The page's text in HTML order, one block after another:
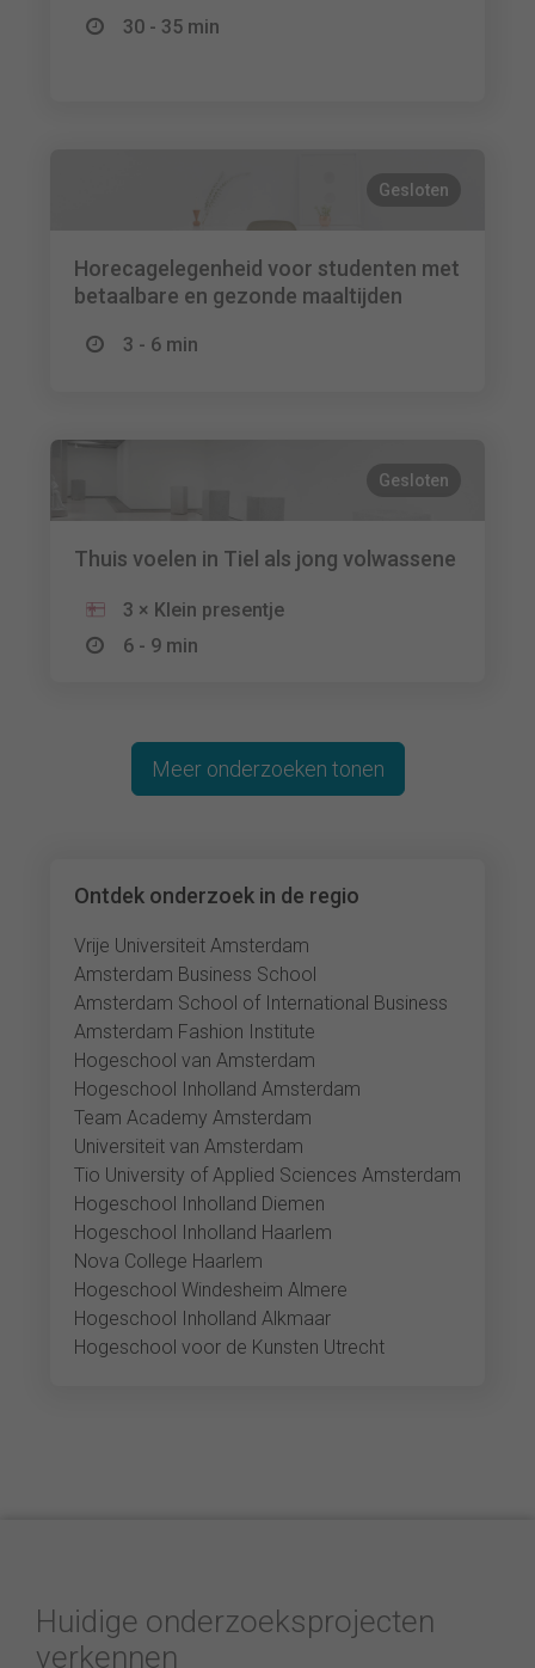
30 - 35 min
Gesloten
Horecagelegenheid voor studenten met
betaalbare en gezonde maaltijden
3 - 6 min
Gesloten
Thuis voelen in Tiel als jong volwassene
3 × Klein presentje
6 - 9 min
Ontdek onderzoek in de regio
Vrije Universiteit Amsterdam
Amsterdam Business School
Amsterdam School of International Business
Amsterdam Fashion Institute
Hogeschool van Amsterdam
Hogeschool Inholland Amsterdam
Team Academy Amsterdam
Universiteit van Amsterdam
Tio University of Applied Sciences Amsterdam
Hogeschool Inholland Diemen
Hogeschool Inholland Haarlem
Nova College Haarlem
Hogeschool Windesheim Almere
Hogeschool Inholland Alkmaar
Hogeschool voor de Kunsten Utrecht
Meer onderzoeken tonen
Huidige onderzoeksprojecten
verkennen